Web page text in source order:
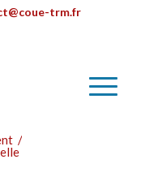
trm.fr
/